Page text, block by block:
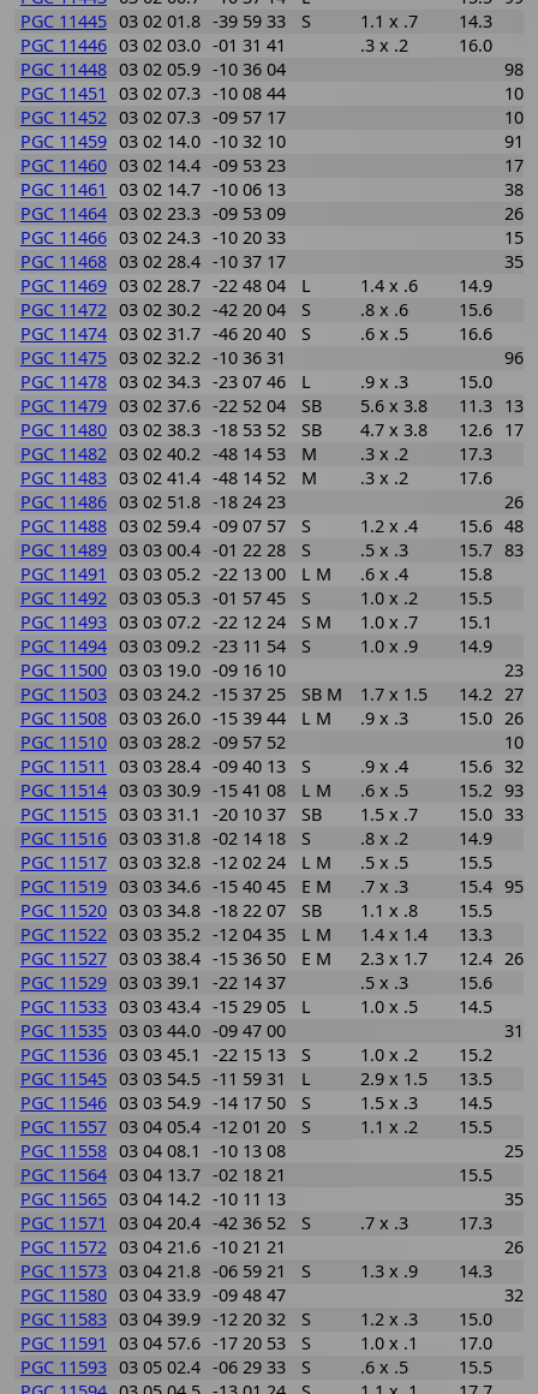
PGC 11445 03 02 01.8 -39 59 33 S 1.1 x .7
14.3
PGC 11446 03 02 03.0 -01 31 41 .3 x .2
16.0
PGC 11448 03 02 05.9 -10 36 04
PGC 11451
03 02 07.3 -10 08 44
PGC 11452 03 02 07.3 -09 57 17
PGC 11459 03 02 14.0 -10 32 10
PGC 11460 03 02 14.4 -09 53 23
PGC 11461
03 02 14.7 -10 06 13
PGC 11464 03 02 23.3 -09 53 09
PGC 11466 03 02 24.3 -10 20 33
PGC 11468 03 02 28.4 -10 37 17
PGC 11469 03 02 28.7 -22 48 04 L 1.4 x .6
14.9
PGC 11472 03 02 30.2 -42 20 04 S .8 x .6
15.6
PGC 11474 03 02 31.7 -46 20 40 S .6 x .5
16.6
PGC 11475 03 02 32.2 -10 36 31
PGC 11478 03 02 34.3 -23 07 46 L .9 x .3
15.0
PGC 11479 03 02 37.6 -22 52 04 SB 5.6 x 3.8 11.3
PGC 11480 03 02 38.3 -18 53 52 SB 4.7 x 3.8 12.6
PGC 11482 03 02 40.2 -48 14 53 M .3 x .2
17.3
PGC 11483 03 02 41.4 -48 14 52 M .3 x .2
17.6
PGC 11486 03 02 51.8 -18 24 23
PGC 11488 03 02 59.4 -09 07 57 S 1.2 x .4 15.6
PGC 11489 03 03 00.4 -01 22 28 S .5 x .3 15.7
PGC 11491
03 03 05.2 -22 13 00 L M .6 x .4
15.8
PGC 11492 03 03 05.3 -01 57 45 S 1.0 x .2
15.5
PGC 11493 03 03 07.2 -22 12 24 S M 1.0 x .7
15.1
PGC 11494 03 03 09.2 -23 11 54 S 1.0 x .9
14.9
PGC 11500 03 03 19.0 -09 16 10
PGC 11503 03 03 24.2 -15 37 25 SB M 1.7 x 1.5 14.2
PGC 11508 03 03 26.0 -15 39 44 L M .9 x .3 15.0
PGC 11510 03 03 28.2 -09 57 52
PGC 11511
03 03 28.4 -09 40 13 S .9 x .4 15.6
PGC 11514 03 03 30.9 -15 41 08 L M .6 x .5 15.2
PGC 11515 03 03 31.1 -20 10 37 SB 1.5 x .7 15.0
PGC 11516 03 03 31.8 -02 14 18 S .8 x .2
14.9
PGC 11517 03 03 32.8 -12 02 24 L M .5 x .5
15.5
PGC 11519 03 03 34.6 -15 40 45 E M .7 x .3 15.4
PGC 11520 03 03 34.8 -18 22 07 SB 1.1 x .8
15.5
PGC 11522 03 03 35.2 -12 04 35 L M 1.4 x 1.4
13.3
PGC 11527 03 03 38.4 -15 36 50 E M 2.3 x 1.7 12.4
PGC 11529 03 03 39.1 -22 14 37 .5 x .3
15.6
PGC 11533 03 03 43.4 -15 29 05 L 1.0 x .5
14.5
PGC 11535 03 03 44.0 -09 47 00
PGC 11536 03 03 45.1 -22 15 13 S 1.0 x .2
15.2
PGC 11545 03 03 54.5 -11 59 31 L 2.9 x 1.5
13.5
PGC 11546 03 03 54.9 -14 17 50 S 1.5 x .3
14.5
PGC 11557 03 04 05.4 -12 01 20 S 1.1 x .2
15.5
PGC 11558 03 04 08.1 -10 13 08
PGC 11564 03 04 13.7 -02 18 21
15.5
PGC 11565 03 04 14.2 -10 11 13
PGC 11571
03 04 20.4 -42 36 52 S .7 x .3
17.3
PGC 11572 03 04 21.6 -10 21 21
PGC 11573 03 04 21.8 -06 59 21 S 1.3 x .9
14.3
PGC 11580 03 04 33.9 -09 48 47
PGC 11583 03 04 39.9 -12 20 32 S 1.2 x .3
15.0
PGC 11591
03 04 57.6 -17 20 53 S 1.0 x .1
17.0
PGC 11593 03 05 02.4 -06 29 33 S .6 x .5
15.5